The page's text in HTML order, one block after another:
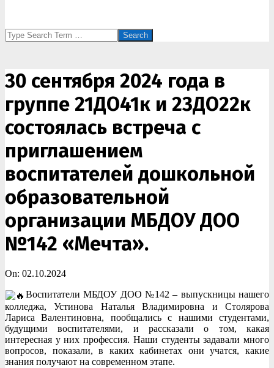
Search
30 сентября 2024 года в
группе 21ДО41к и 23ДО22к
состоялась встреча с
приглашением
воспитателей дошкольной
образовательной
организации МБДОУ ДОО
№142 «Мечта».
On: 02.10.2024
Воспитатели МБДОУ ДОО №142 – выпускницы нашего
колледжа, Устинова Наталья Владимировна и Столярова
Лариса Валентиновна, пообщались с нашими студентами,
будущими воспитателями, и рассказали о том, какая
интересная у них профессия. Наши студенты задавали много
вопросов, показали, в каких кабинетах они учатся, какие
знания получают на современном этапе.